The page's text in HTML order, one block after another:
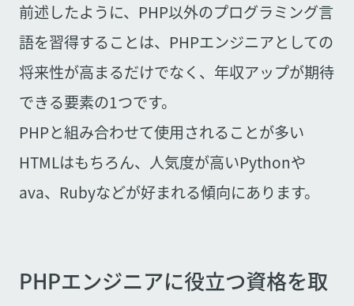
前述したように、PHP以外のプログラミング言
語を習得することは、PHPエンジニアとしての
将来性が高まるだけでなく、年収アップが期待
できる要素の1つです。
PHPと組み合わせて使用されることが多い
HTMLはもちろん、人気度が高いPythonや
ava、Rubyなどが好まれる傾向にあります。
PHPエンジニアに役立つ資格を取